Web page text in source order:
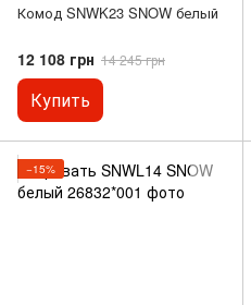
Комод SNWK23 SNOW белый
12 108 грн 14 245 грн
Купить
−15%